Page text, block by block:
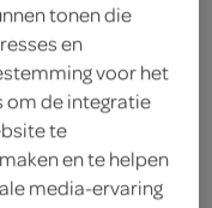
bij de
limonade!
tonen die
en
voor het
om de integratie
te
en te helpen
media-ervaring